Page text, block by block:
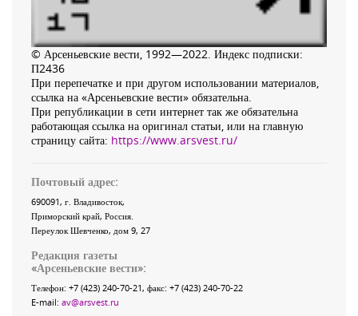
© Арсеньевские вести, 1992—2022. Индекс подписки:
П2436
При перепечатке и при другом использовании материалов,
ссылка на «Арсеньевские вести» обязательна.
При републикации в сети интернет так же обязательна
работающая ссылка на оригинал статьи, или на главную
страницу сайта: https://www.arsvest.ru/
Почтовый адрес:
690091, г. Владивосток,
Приморский край, Россия
Переулок Шевченко, дом 9, 27
Редакция газеты
«Арсеньевские вести»:
Телефон: +7 (423) 240-70-21, факс: +7 (423) 240-70-22
E-mail: av@arsvest.ru